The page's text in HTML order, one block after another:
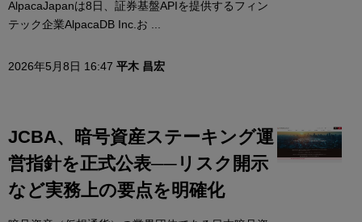
AlpacaJapanは8日、証券基盤APIを提供するフィン
テック企業AlpacaDB Inc.お ...
2026年5月8日 16:47 平木 昌宏
JCBA、暗号資産ステーキング運
営指針を正式公表──リスク開示
など実務上の要点を明確化